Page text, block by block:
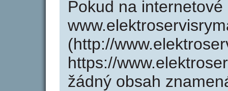
Pokud na internetové
(http://
https://
žádný obsah